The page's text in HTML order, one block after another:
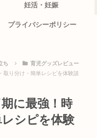
妊活・妊娠
プライバシーポリシー
ち
育児グッズレビュー
取り分け・簡単レシピを体験談
に最強！時
シピを体験